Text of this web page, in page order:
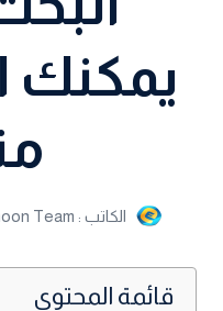
يمكنك
الكاتب : Team
قائمة المحتوى